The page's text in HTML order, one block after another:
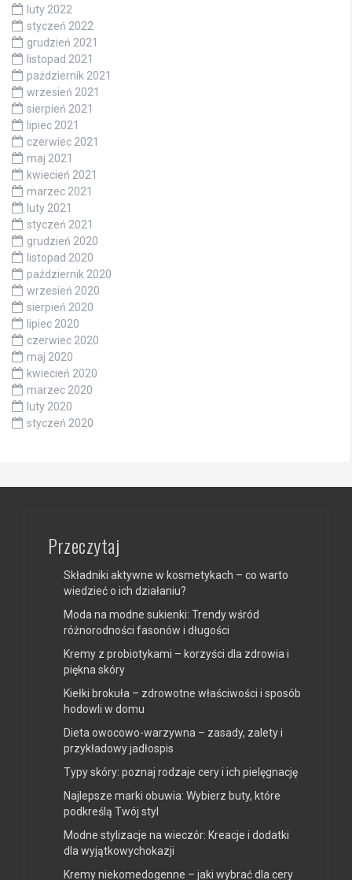
luty 2022
styczeń 2022
grudzień 2021
listopad 2021
październik 2021
wrzesień 2021
sierpień 2021
lipiec 2021
czerwiec 2021
maj 2021
kwiecień 2021
marzec 2021
luty 2021
styczeń 2021
grudzień 2020
listopad 2020
październik 2020
wrzesień 2020
sierpień 2020
lipiec 2020
czerwiec 2020
maj 2020
kwiecień 2020
marzec 2020
luty 2020
styczeń 2020
Przeczytaj
Składniki aktywne w kosmetykach – co warto
wiedzieć o ich działaniu?
Moda na modne sukienki: Trendy wśród
różnorodności fasonów i długości
Kremy z probiotykami – korzyści dla zdrowia i
piękna skóry
Kiełki brokuła – zdrowotne właściwości i sposób
hodowli w domu
Dieta owocowo-warzywna – zasady, zalety i
przykładowy jadłospis
Typy skóry: poznaj rodzaje cery i ich pielęgnację
Najlepsze marki obuwia: Wybierz buty, które
podkreślą Twój styl
Modne stylizacje na wieczór: Kreacje i dodatki
dla wyjątkowychokazji
Kremy niekomedogenne – jaki wybrać dla cery